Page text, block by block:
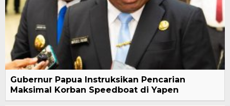
Gubernur Papua Instruksikan Pencarian
Maksimal Korban Speedboat di Yapen